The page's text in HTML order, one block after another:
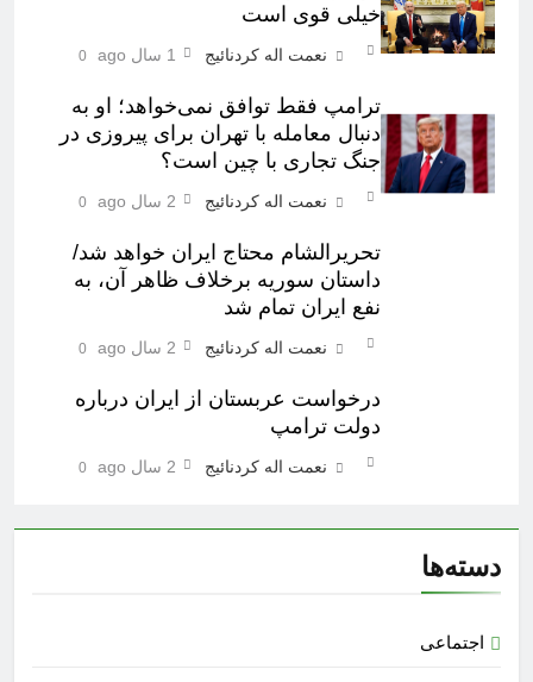
خیلی قوی است
نعمت اله کردنائیج 1 سال ago 0
ترامپ فقط توافق نمی‌خواهد؛ او به
دنبال معامله با تهران برای پیروزی در
جنگ تجاری با چین است؟
نعمت اله کردنائیج 2 سال ago 0
تحریرالشام محتاج ایران خواهد شد/
داستان سوریه برخلاف ظاهر آن، به
نفع ایران تمام شد
نعمت اله کردنائیج 2 سال ago 0
درخواست عربستان از ایران درباره
دولت ترامپ
نعمت اله کردنائیج 2 سال ago 0
دسته‌ها
اجتماعی